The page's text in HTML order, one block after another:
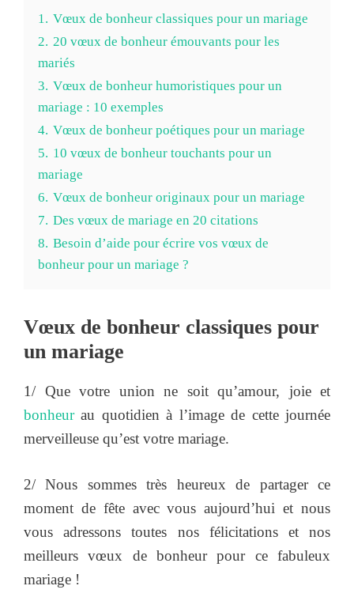
1. Vœux de bonheur classiques pour un mariage
2. 20 vœux de bonheur émouvants pour les
mariés
3. Vœux de bonheur humoristiques pour un
mariage : 10 exemples
4. Vœux de bonheur poétiques pour un mariage
5. 10 vœux de bonheur touchants pour un
mariage
6. Vœux de bonheur originaux pour un mariage
7. Des vœux de mariage en 20 citations
8. Besoin d’aide pour écrire vos vœux de
bonheur pour un mariage ?
Vœux de bonheur classiques pour
un mariage
1/ Que votre union ne soit qu’amour, joie et
bonheurau quotidien à l’image de cette journée
merveilleuse qu’est votre mariage.
2/ Nous sommes très heureux de partager ce
moment de fête avec vous aujourd’hui et nous
vous adressons toutes nos félicitations et nos
meilleurs vœux de bonheur pour ce fabuleux
mariage !